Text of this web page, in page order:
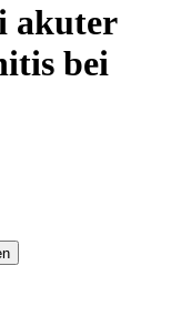
akuter
bei